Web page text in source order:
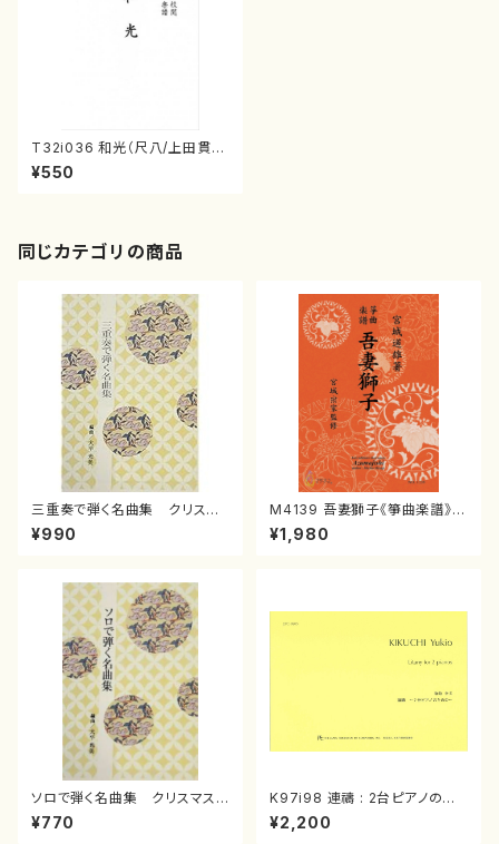
T32i036 和光（尺八/上田貫
山・流祖 中尾都山/楽譜）都山流
公刊楽譜曲番：35
¥550
同じカテゴリの商品
三重奏で弾く名曲集 クリスマ
スメドレー( 箏2/大平光美 編
曲/楽譜）
¥990
M4139 吾妻獅子《箏曲楽譜》
（箏/宮城道雄著・宮城宗家監修/
箏曲古典楽譜）
¥1,980
ソロで弾く名曲集 クリスマス・
イブ／恋人がサンタクロース(
箏独奏 /大平光美 編曲/楽
¥770
K97i98 連禱 : 2台ピアノのた
めの（2 Pianos / 菊池 幸夫 /
楽譜）
¥2,200